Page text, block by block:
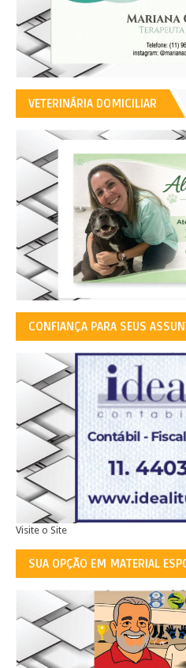
VETERINÁRIA DOMICILIAR
CONFIANÇA PARA SEUS
Visite o Site
SUA OPÇÃO EM MATERIAL